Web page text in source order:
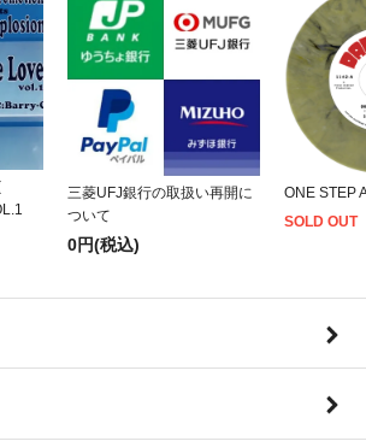
三菱UFJ銀行の取扱い再開に
ついて
0円(税込)
ONE STEP
SOLD OUT